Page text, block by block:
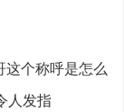
这个称呼是怎么
人发指